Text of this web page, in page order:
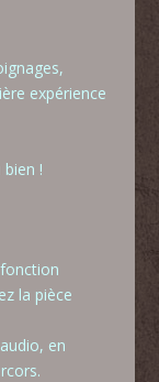
expérience
!
la pièce
en